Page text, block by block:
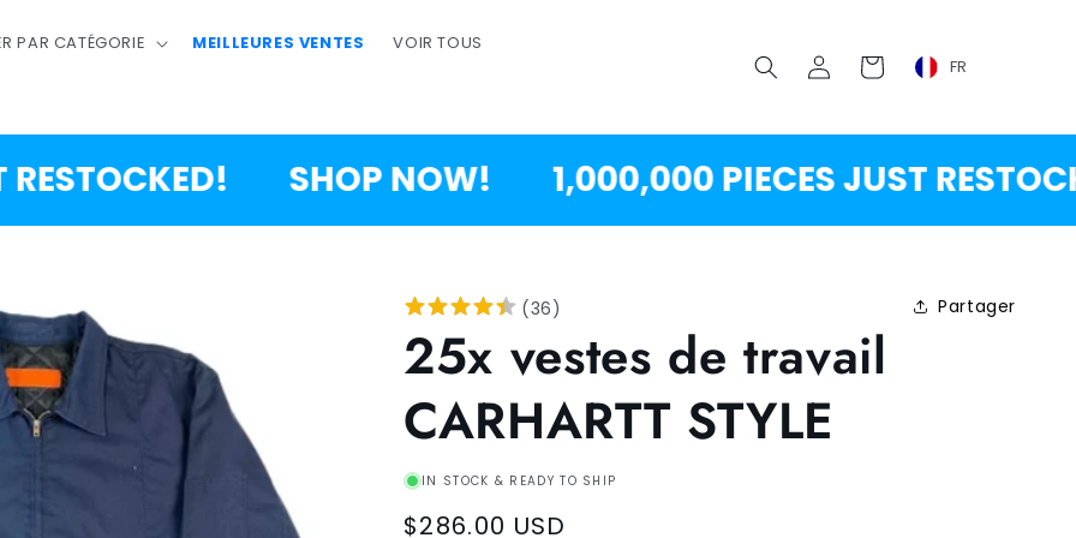
PAR CATÉGORIE MEILLEURES VENTES VOIR TOUS
connecter
Chariot FR
SHOP NOW! 1,000,000 PIECES JUST RESTOCKED!
(36) Partager
25x vestes de travail
CARHARTT STYLE
IN STOCK & READY TO SHIP
Regular
$286.00 USD